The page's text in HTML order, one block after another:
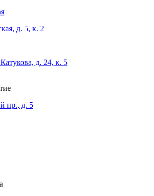
д. 5, к. 2
д. 24, к. 5
пр., д. 5